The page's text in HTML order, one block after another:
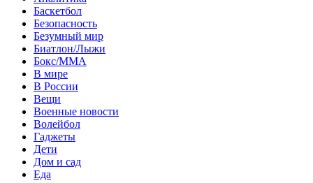
Баскетбол
Безопасность
Безумный мир
Биатлон/Лыжи
Бокс/MMA
В мире
В России
Вещи
Военные новости
Волейбол
Гаджеты
Дети
Дом и сад
Еда